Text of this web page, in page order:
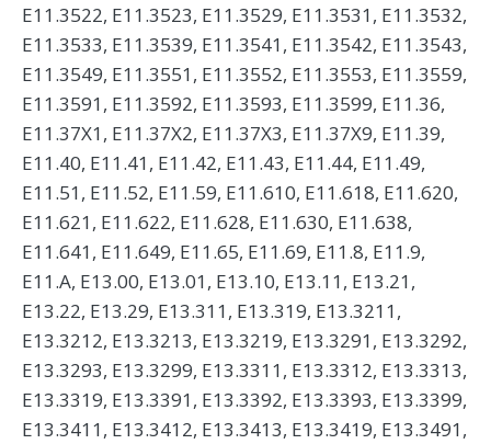
E11.3522, E11.3523, E11.3529, E11.3531, E11.3532,
E11.3533, E11.3539, E11.3541, E11.3542, E11.3543,
E11.3549, E11.3551, E11.3552, E11.3553, E11.3559,
E11.3591, E11.3592, E11.3593, E11.3599, E11.36,
E11.37X1, E11.37X2, E11.37X3, E11.37X9, E11.39,
E11.40, E11.41, E11.42, E11.43, E11.44, E11.49,
E11.51, E11.52, E11.59, E11.610, E11.618, E11.620,
E11.621, E11.622, E11.628, E11.630, E11.638,
E11.641, E11.649, E11.65, E11.69, E11.8, E11.9,
E11.A, E13.00, E13.01, E13.10, E13.11, E13.21,
E13.22, E13.29, E13.311, E13.319, E13.3211,
E13.3212, E13.3213, E13.3219, E13.3291, E13.3292,
E13.3293, E13.3299, E13.3311, E13.3312, E13.3313,
E13.3319, E13.3391, E13.3392, E13.3393, E13.3399,
E13.3411, E13.3412, E13.3413, E13.3419, E13.3491,